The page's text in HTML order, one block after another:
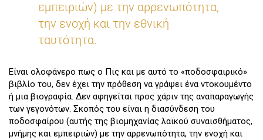
εμπειριών) με την αρρενωπότητα,
την ενοχή και την εθνική
ταυτότητα.
Είναι ολοφάνερο πως ο Πις και με αυτό το «ποδοσφαιρικό»
βιβλίο του, δεν έχει την πρόθεση να γράψει ένα ντοκουμέντο
ή μια βιογραφία. Δεν αφηγείται προς χάριν της αναπαραγωγής
των γεγονότων. Σκοπός του είναι η διασύνδεση του
ποδοσφαίρου (αυτής της βιομηχανίας λαϊκού συναισθήματος,
μνήμης και εμπειριών) με την αρρενωπότητα, την ενοχή και